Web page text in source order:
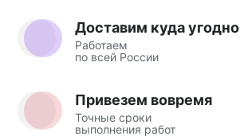
Доставим куда угодно
Работаем
по всей России
Привезем вовремя
Точные сроки
выполнения работ